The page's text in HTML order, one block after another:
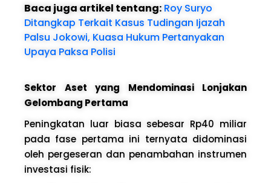
Baca juga artikel tentang: Roy Suryo
Ditangkap Terkait Kasus Tudingan Ijazah
Palsu Jokowi, Kuasa Hukum Pertanyakan
Upaya Paksa Polisi
Sektor Aset yang Mendominasi Lonjakan
Gelombang Pertama
Peningkatan luar biasa sebesar Rp40 miliar
pada fase pertama ini ternyata didominasi
oleh pergeseran dan penambahan instrumen
investasi fisik: